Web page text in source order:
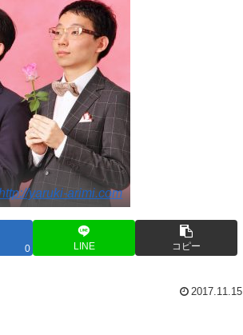
yaruki-arimi.com
0 LINE コピー
2017.11.15